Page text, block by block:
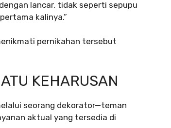
lancar, tidak seperti sepupu
kalinya.”
pernikahan tersebut
KEHARUSAN
seorang dekorator—teman
aktual yang tersedia di